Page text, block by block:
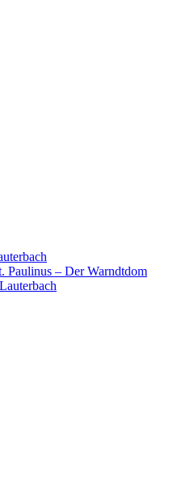
Paulinus – Der Warndtdom